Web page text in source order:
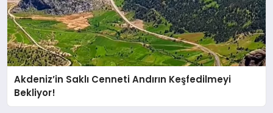
GÖKSUN
TÜRKOĞLU
PAZARCIK
Akdeniz’in Saklı Cenneti Andırın Keşfedilmeyi
Bekliyor!